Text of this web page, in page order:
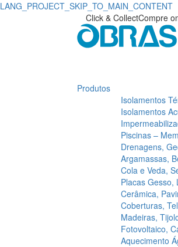
LANG_PROJECT_SKIP_TO_MAIN_CONTENT
Click & CollectCompre
Produtos
Isolamentos
Isolamentos
Piscinas –
Drenagens,
Argamassas,
Cola e Veda,
Placas Gesso,
Cerâmica,
Coberturas,
Madeiras,
Fotovoltaico,
Aquecimento